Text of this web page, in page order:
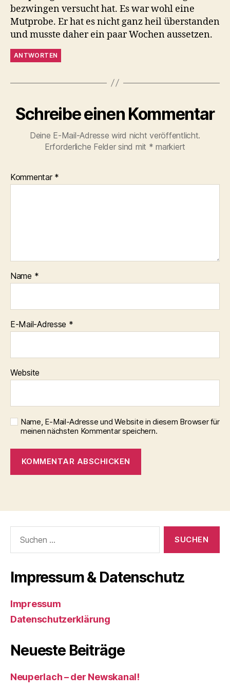
bezwingen versucht hat. Es war wohl eine
Mutprobe. Er hat es nicht ganz heil überstanden
und musste daher ein paar Wochen aussetzen.
ANTWORTEN
Schreibe einen Kommentar
Deine E-Mail-Adresse wird nicht veröffentlicht.
Erforderliche Felder sind mit * markiert
Kommentar *
Name *
E-Mail-Adresse *
Website
Name, E-Mail-Adresse und Website in diesem Browser für
meinen nächsten Kommentar speichern.
nach:
Impressum & Datenschutz
Impressum
Datenschutzerklärung
Neueste Beiträge
Neuperlach – der Newskanal!